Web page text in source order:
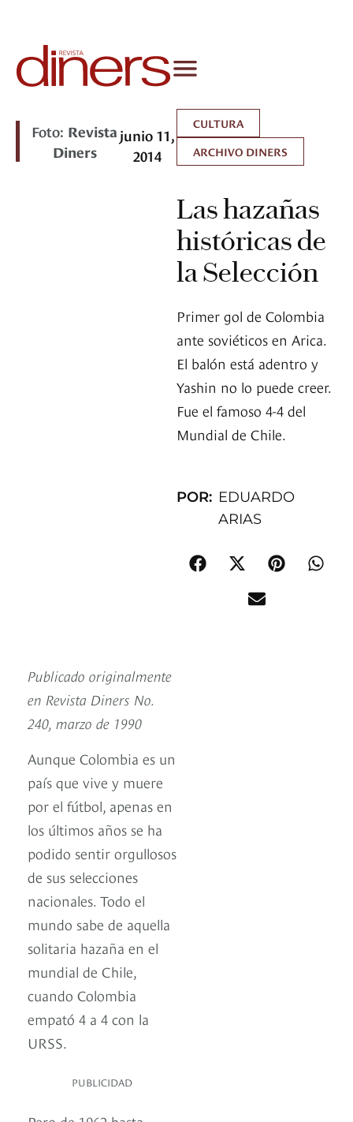
Foto: Revista
Diners
junio 11,
2014
CULTURA
ARCHIVO DINERS
Las hazañas
históricas de
la Selección
Primer gol de Colombia
ante soviéticos en Arica.
El balón está adentro y
Yashin no lo puede creer.
Fue el famoso 4-4 del
Mundial de Chile.
POR: EDUARDO
ARIAS
Publicado originalmente
en Revista Diners No.
240, marzo de 1990
Aunque Colombia es un
país que vive y muere
por el fútbol, apenas en
los últimos años se ha
podido sentir orgullosos
de sus selecciones
nacionales. Todo el
mundo sabe de aquella
solitaria hazaña en el
mundial de Chile,
cuando Colombia
empató 4 a 4 con la
URSS.
PUBLICIDAD